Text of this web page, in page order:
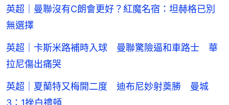
英超｜曼聯沒有C朗會更好？紅魔名宿：坦赫格已別
無選擇
英超｜卡斯米路補時入球 曼聯驚險逼和車路士 華
拉尼傷出痛哭
英超｜夏蘭特又梅開二度 迪布尼妙射奠勝 曼城
3：1挫白禮頓